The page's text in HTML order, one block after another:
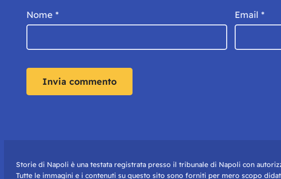
Nome * Email *
Storie di Napoli è una testata registrata presso il tribunale di Napoli con
Tutte le immagini e i contenuti su questo sito sono forniti per mero scopo